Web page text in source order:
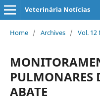
Veterinária Notícias
Home / Archives / Vol. 12
PULMONARES
ABATE